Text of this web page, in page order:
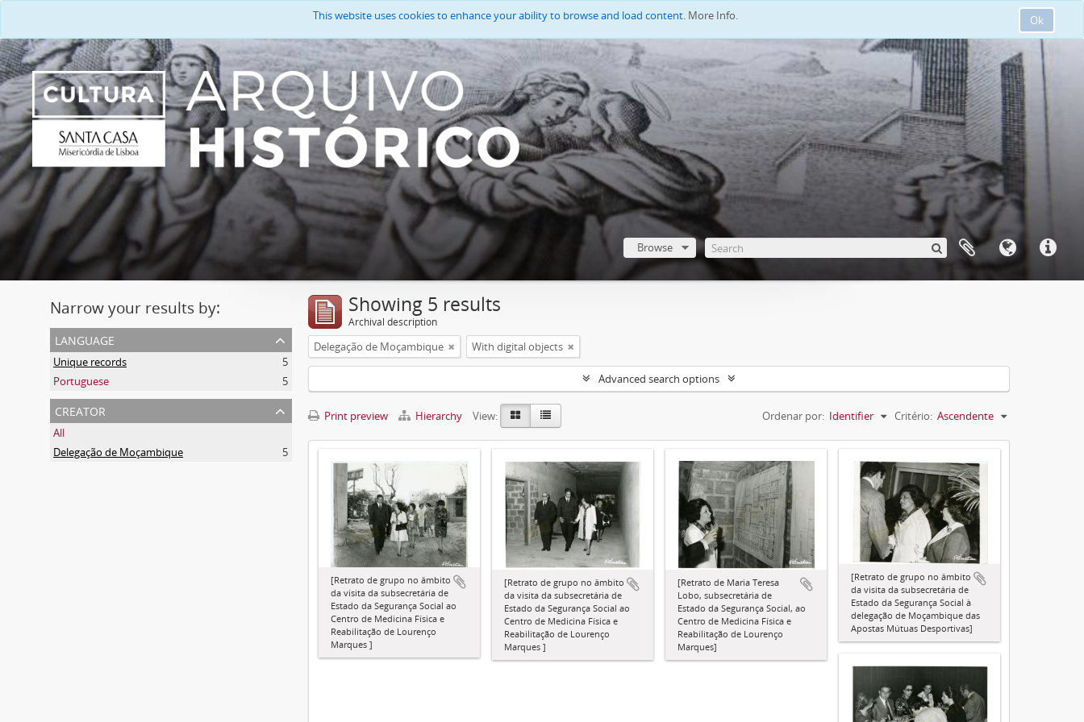
Ok
This website uses cookies to enhance your ability to browse and load content. More Info.
Browse
Narrow your results by:
language
Unique records
5
Portuguese
5
creator
All
Delegação de Moçambique
5
Showing 5 results
Archival description
Delegação de Moçambique With digital objects
Advanced search options
Print preview Hierarchy View: Ordenar por: Identifier Critério: Ascendente
[Retrato de grupo no âmbito
da visita da subsecretária de
Estado da Segurança Social ao
Centro de Medicina Física e
Reabilitação de Lourenço
Marques ]
[Retrato de grupo no âmbito
da visita da subsecretária de
Estado da Segurança Social ao
Centro de Medicina Física e
Reabilitação de Lourenço
Marques ]
[Retrato de Maria Teresa
Lobo, subsecretária de
Estado da Segurança Social, ao
Centro de Medicina Física e
Reabilitação de Lourenço
Marques]
[Retrato de grupo no âmbito
da visita da subsecretária de
Estado da Segurança Social à
delegação de Moçambique das
Apostas Mútuas Desportivas]